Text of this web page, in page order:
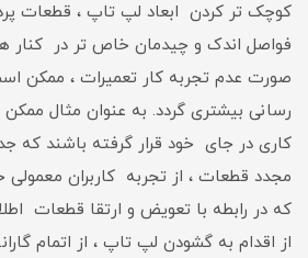
کوچک تر کردن ابعاد لپ تاپ ، قطعات
فواصل اندک و چیدمان خاص تر در کنار
صورت عدم تجربه کار تعمیرات ،
رسانی بیشتری گردد. به عنوان مثال
کاری در جای خود قرار گرفته باشند که
مجدد قطعات ، از تجربه کاربران
که در رابطه با تعویض و ارتقا قطعات
از اقدام به گشودن لپ تاپ ، از اتمام